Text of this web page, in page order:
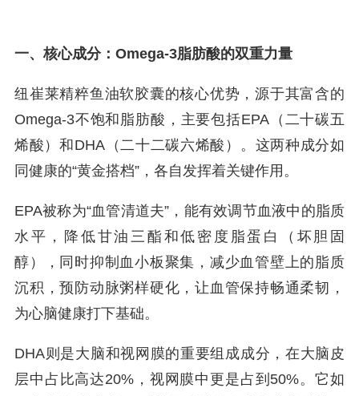
一、核心成分：Omega-3脂肪酸的双重力量
纽崔莱精粹鱼油软胶囊的核心优势，源于其富含的
Omega-3不饱和脂肪酸，主要包括EPA（二十碳五
烯酸）和DHA（二十二碳六烯酸）。这两种成分如
同健康的“黄金搭档”，各自发挥着关键作用。
EPA被称为“血管清道夫”，能有效调节血液中的脂质
水平，降低甘油三酯和低密度脂蛋白（坏胆固
醇），同时抑制血小板聚集，减少血管壁上的脂质
沉积，预防动脉粥样硬化，让血管保持畅通柔韧，
为心脑健康打下基础。
DHA则是大脑和视网膜的重要组成成分，在大脑皮
层中占比高达20%，视网膜中更是占到50%。它如